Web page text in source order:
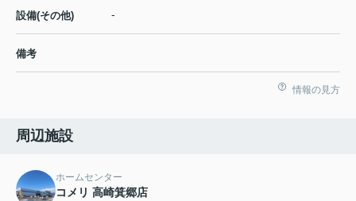
設備(その他) -
備考
情報の見方
周辺施設
ホームセンター
コメリ 高崎箕郷店